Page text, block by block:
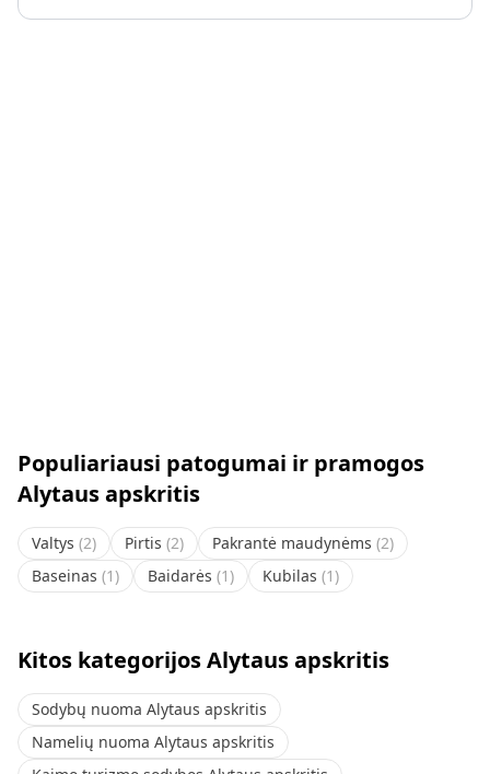
Populiariausi patogumai ir pramogos
Alytaus apskritis
Valtys (2) Pirtis (2) Pakrantė maudynėms (2)
Baseinas (1) Baidarės (1) Kubilas (1)
Kitos kategorijos Alytaus apskritis
Sodybų nuoma Alytaus apskritis
Namelių nuoma Alytaus apskritis